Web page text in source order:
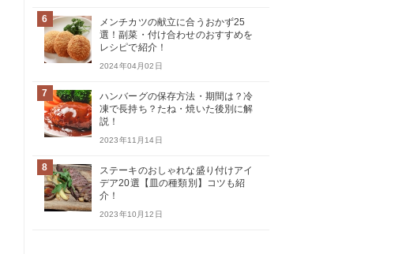
6
メンチカツの献立に合うおかず25
選！副菜・付け合わせのおすすめを
レシピで紹介！
2024年04月02日
7
ハンバーグの保存方法・期間は？冷
凍で長持ち？たね・焼いた後別に解
説！
2023年11月14日
8
ステーキのおしゃれな盛り付けアイ
デア20選【皿の種類別】コツも紹
介！
2023年10月12日